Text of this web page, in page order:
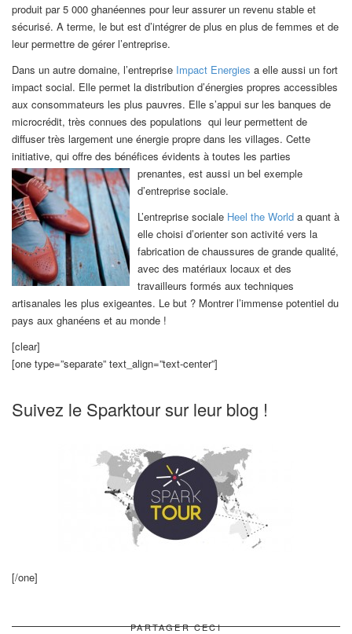
produit par 5 000 ghanéennes pour leur assurer un revenu stable et
sécurisé. A terme, le but est d’intégrer de plus en plus de femmes et de
leur permettre de gérer l’entreprise.
Dans un autre domaine, l’entreprise Impact Energies a elle aussi un fort
impact social. Elle permet la distribution d’énergies propres accessibles
aux consommateurs les plus pauvres. Elle s’appui sur les banques de
microcrédit, très connues des populations qui leur permettent de
diffuser très largement une énergie propre dans les villages. Cette
initiative, qui offre des bénéfices évidents à toutes les parties
prenantes, est aussi un bel exemple
d’entreprise sociale.
L’entreprise sociale Heel the World a quant à
elle choisi d’orienter son activité vers la
fabrication de chaussures de grande qualité,
avec des matériaux locaux et des
travailleurs formés aux techniques
artisanales les plus exigeantes. Le but ? Montrer l’immense potentiel du
pays aux ghanéens et au monde !
[clear]
[one type=”separate” text_align=”text-center”]
Suivez le Sparktour sur leur blog !
[/one]
PARTAGER CECI